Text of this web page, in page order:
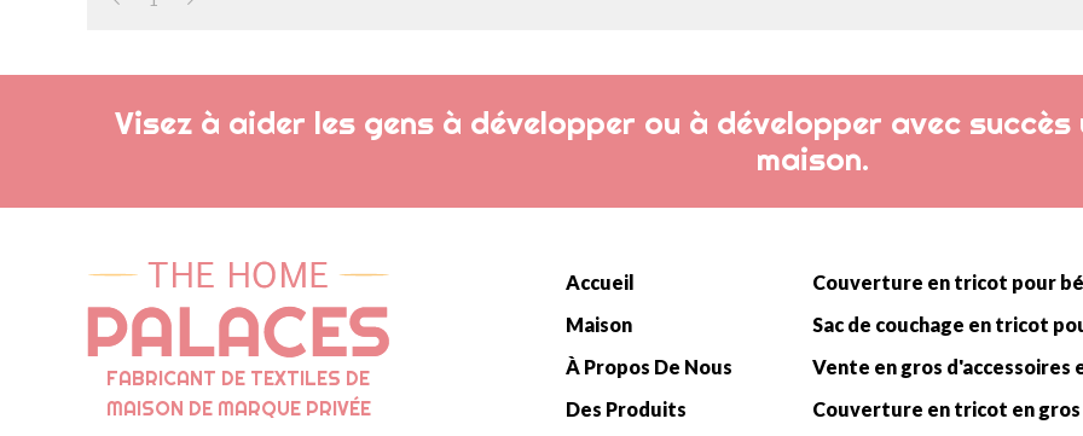
Visez à aider les gens à développer ou à développer avec
maison.
FABRICANT DE TEXTILES DE
MAISON DE MARQUE PRIVÉE
Accueil
Maison
À Propos De Nous
Des Produits
Couverture en tricot en gros